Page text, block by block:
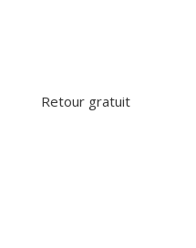
Retour gratuit